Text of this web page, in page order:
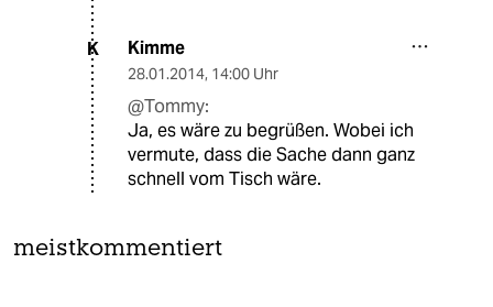
K Kimme
28.01.2014, 14:00 Uhr
@Tommy:
Ja, es wäre zu begrüßen. Wobei ich
vermute, dass die Sache dann ganz
schnell vom Tisch wäre.
meistkommentiert